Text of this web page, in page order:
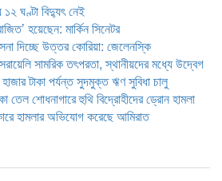
১২ ঘণ্টা বিদ্যুৎ নেই
হয়েছেন: মার্কিন সিনেটর
দিচ্ছে উত্তর কোরিয়া: জেলেনস্কি
সামরিক তৎপরতা, স্থানীয়দের মধ্যে উদ্বেগ
টাকা পর্যন্ত সুদমুক্ত ঋণ সুবিধা চালু
শোধনাগারে হুথি বিদ্রোহীদের ড্রোন হামলা
হামলার অভিযোগ করেছে আমিরাত